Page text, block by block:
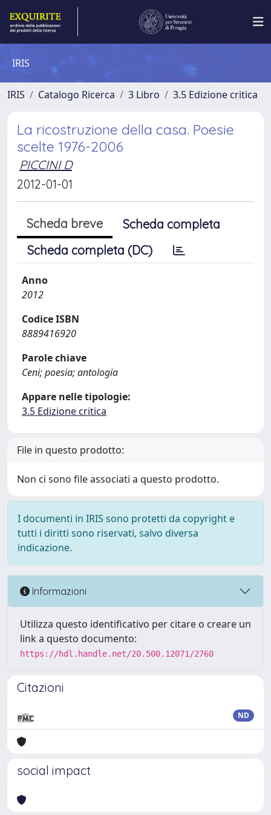
IRIS
IRIS Catalogo Ricerca 3 Libro 3.5 Edizione critica
La ricostruzione della casa. Poesie
scelte 1976-2006
PICCINI D
2012-01-01
Scheda breve
Scheda completa
Scheda completa (DC)
Anno
2012
Codice ISBN
8889416920
Parole chiave
Ceni; poesia; antologia
Appare nelle tipologie:
3.5 Edizione critica
File in questo prodotto:
Non ci sono file associati a questo prodotto.
I documenti in IRIS sono protetti da copyright e
tutti i diritti sono riservati, salvo diversa
indicazione.
Informazioni
Utilizza questo identificativo per citare o creare un
link a questo documento:
https://hdl.handle.net/20.500.12071/2760
Citazioni
ND
social impact